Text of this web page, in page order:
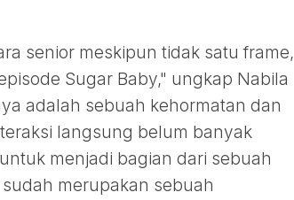
senior meskipun tidak satu frame,
Sugar Baby," ungkap Nabila
adalah sebuah kehormatan dan
langsung belum banyak
menjadi bagian dari sebuah
merupakan sebuah